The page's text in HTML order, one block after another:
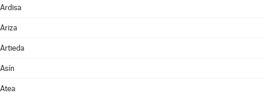
Ardisa
Ariza
Artieda
Asín
Atea